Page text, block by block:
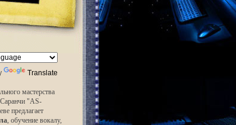
Translate
мастерства
"AS-
предлагает
, обучение вокалу,